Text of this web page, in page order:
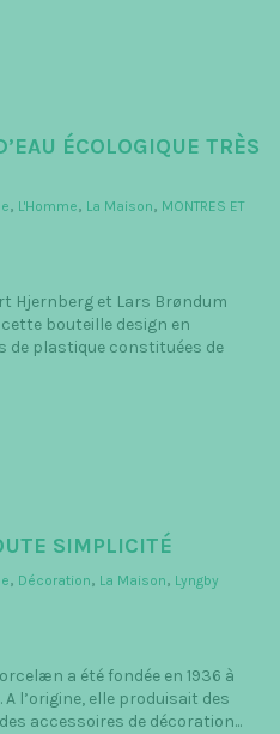
ÉCOLOGIQUE TRÈS
, L'Homme, La Maison, MONTRES ET
Hjernberg et Lars Brøndum
cette bouteille design en
de plastique constituées de
SIMPLICITÉ
, Décoration, La Maison, Lyngby
a été fondée en 1936 à
l’origine, elle produisait des
accessoires de décoration...